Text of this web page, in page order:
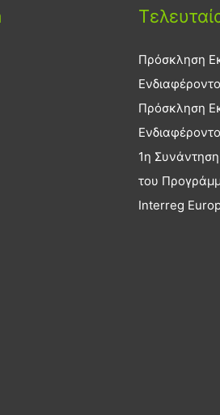
Πρόσκληση
Πρόσκληση
1η
του
Interreg